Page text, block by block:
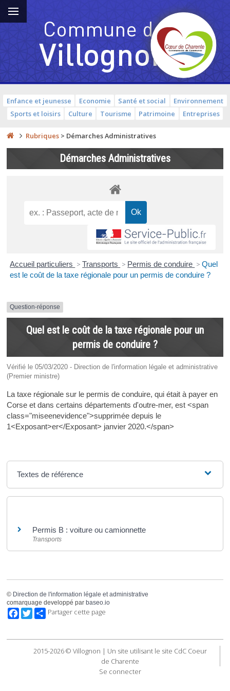
Enfance et jeunesse Economie Santé et social
Environnement
Sports et loisirs
Culture Tourisme Patrimoine Entreprises
Rubriques > Démarches Administratives
Démarches Administratives
Accueil particuliers > Transports > Permis de conduire > Quel
est le coût de la taxe régionale pour un permis de conduire ?
Question-réponse
Quel est le coût de la taxe régionale pour un
permis de conduire ?
Vérifié le 05/03/2020 - Direction de l'information légale et administrative
(Premier ministre)
La taxe régionale sur le permis de conduire, qui était à payer en
Corse et dans certains départements d'outre-mer, est <span
class="miseenevidence">supprimée depuis le
1<Exposant>er</Exposant> janvier 2020.</span>
Textes de référence
Permis B : voiture ou camionnette
Transports
© Direction de l'information légale et administrative
comarquage developpé par baseo.io
Facebook
TwitterPartager cette page
2015-2026 © Villognon | Un site utilisant le site CdC Coeur
de Charente
Se connecter